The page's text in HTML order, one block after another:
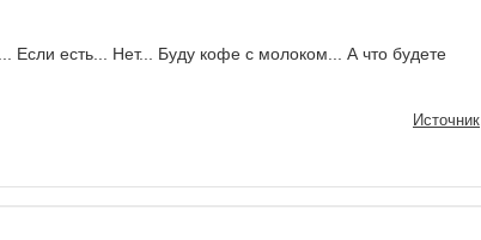
Если есть... Нет... Буду кофе с молоком... А что будете
Источник